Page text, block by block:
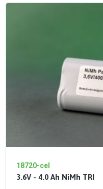
18720-cel
3.6V - 4.0 Ah NiMh TRI